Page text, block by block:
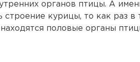
органов птицы. А
строение курицы, то как раз в
находятся половые органы